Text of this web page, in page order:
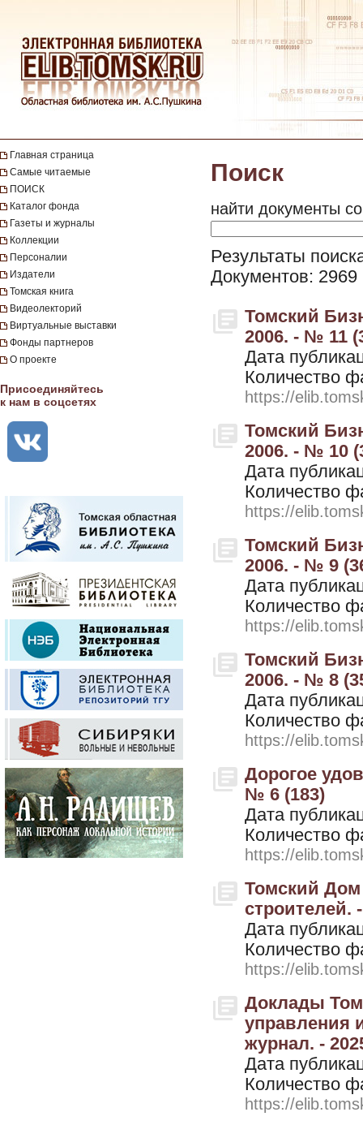
Главная страница
Самые читаемые
ПОИСК
Каталог фонда
Газеты и журналы
Коллекции
Персоналии
Издатели
Томская книга
Видеолекторий
Виртуальные выставки
Фонды партнеров
О проекте
Присоединяйтесь
к нам в соцсетях
Поиск
найти документы
Результаты
Документов: 2969
Томский
2006. - № 11
Дата
Количество
https://
Томский
2006. - № 10
Дата
Количество
https://
Томский
2006. - № 9
Дата
Количество
https://
Томский
2006. - № 8
Дата
Количество
https://
Дорогое
№ 6 (183)
Дата
Количество
https://
Томский
строителей.
Дата
Количество
https://
Доклады
управления
журнал. -
Дата
Количество
https://